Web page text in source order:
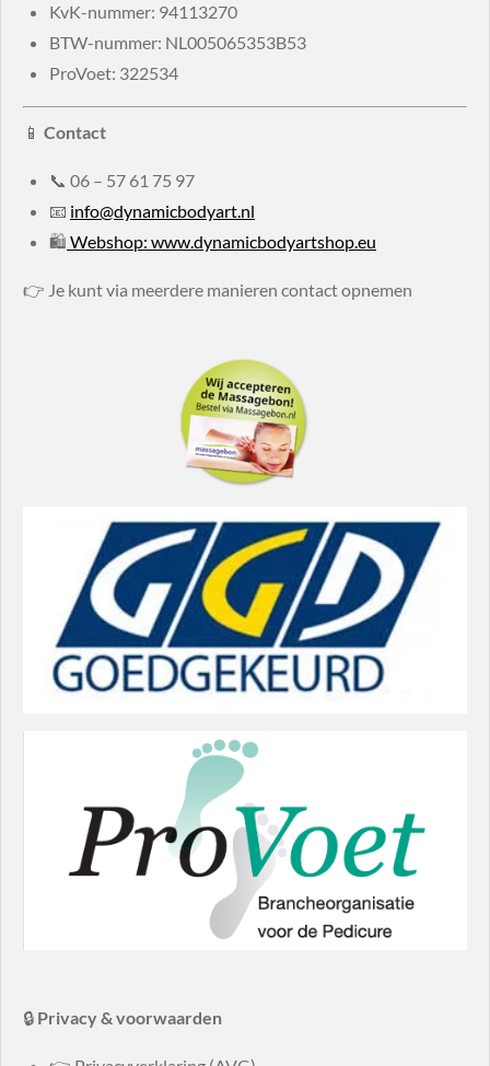
KvK-nummer: 94113270
BTW-nummer: NL005065353B53
ProVoet: 322534
📱 Contact
📞 06 – 57 61 75 97
📧 info@dynamicbodyart.nl
🛍 Webshop: www.dynamicbodyartshop.eu
👉 Je kunt via meerdere manieren contact opnemen
🔒 Privacy & voorwaarden